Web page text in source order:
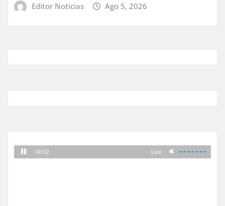
Editor Noticias Ago 5, 2026